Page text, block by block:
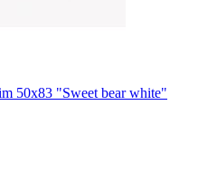
50x83 "Sweet bear white"